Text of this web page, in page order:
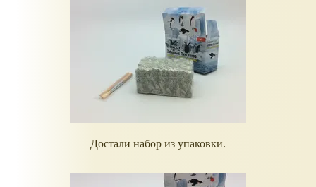
Достали набор из упаковки.